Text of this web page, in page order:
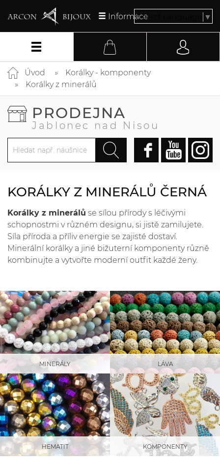
InformaceSelect Language ▼
Úvod
Korálky - komponenty
Korálky z minerálů
PRODEJNA
Jablonec nad Nisou
KORÁLKY Z MINERÁLŮ ČERNÁ
Korálky z minerálů se sílou přírody s léčivými
schopnostmi v různém designu, si jistě zamilujete.
Síla příroda a příliv energie se zajisté dostaví.
Minerální korálky a jiné bižuterní komponenty různě
kombinujte a vytvořte moderní outfit každé ženy.
MINERÁLY LÁVA
HEMATIT KOMPONENTY